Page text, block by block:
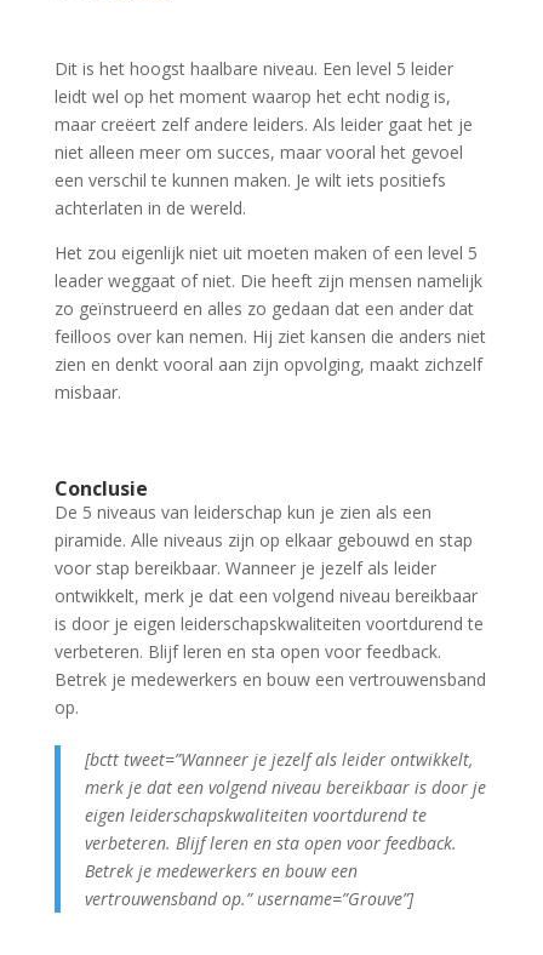
Dit is het hoogst haalbare niveau. Een level 5 leider
leidt wel op het moment waarop het echt nodig is,
maar creëert zelf andere leiders. Als leider gaat het je
niet alleen meer om succes, maar vooral het gevoel
een verschil te kunnen maken. Je wilt iets positiefs
achterlaten in de wereld.
Het zou eigenlijk niet uit moeten maken of een level 5
leader weggaat of niet. Die heeft zijn mensen namelijk
zo geïnstrueerd en alles zo gedaan dat een ander dat
feilloos over kan nemen. Hij ziet kansen die anders niet
zien en denkt vooral aan zijn opvolging, maakt zichzelf
misbaar.
Conclusie
De 5 niveaus van leiderschap kun je zien als een
piramide. Alle niveaus zijn op elkaar gebouwd en stap
voor stap bereikbaar. Wanneer je jezelf als leider
ontwikkelt, merk je dat een volgend niveau bereikbaar
is door je eigen leiderschapskwaliteiten voortdurend te
verbeteren. Blijf leren en sta open voor feedback.
Betrek je medewerkers en bouw een vertrouwensband
op.
[bctt tweet=”Wanneer je jezelf als leider ontwikkelt,
merk je dat een volgend niveau bereikbaar is door je
eigen leiderschapskwaliteiten voortdurend te
verbeteren. Blijf leren en sta open voor feedback.
Betrek je medewerkers en bouw een
vertrouwensband op.” username=”Grouve”]